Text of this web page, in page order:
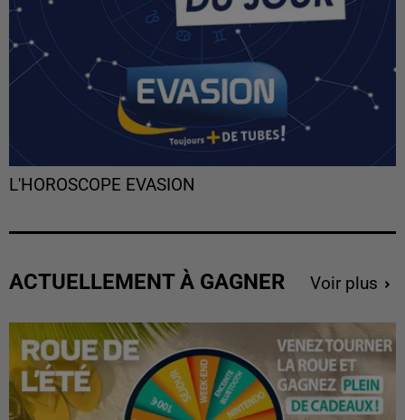
L'HOROSCOPE EVASION
ACTUELLEMENT À GAGNER Voir plus